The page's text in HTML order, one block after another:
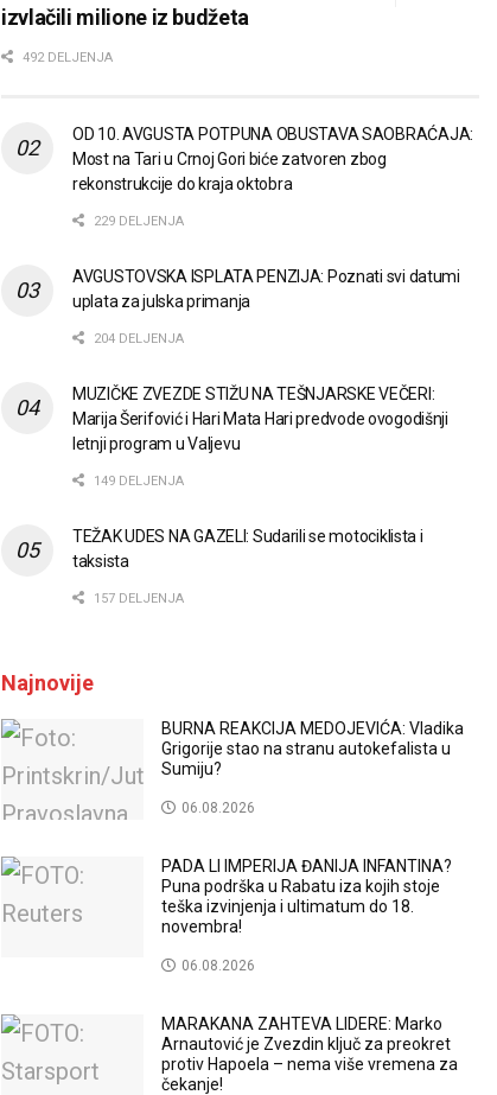
izvlačili milione iz budžeta
492 DELJENJA
OD 10. AVGUSTA POTPUNA OBUSTAVA SAOBRAĆAJA:
Most na Tari u Crnoj Gori biće zatvoren zbog
rekonstrukcije do kraja oktobra
229 DELJENJA
AVGUSTOVSKA ISPLATA PENZIJA: Poznati svi datumi
uplata za julska primanja
204 DELJENJA
MUZIČKE ZVEZDE STIŽU NA TEŠNJARSKE VEČERI:
Marija Šerifović i Hari Mata Hari predvode ovogodišnji
letnji program u Valjevu
149 DELJENJA
TEŽAK UDES NA GAZELI: Sudarili se motociklista i
taksista
157 DELJENJA
Najnovije
BURNA REAKCIJA MEDOJEVIĆA: Vladika
Grigorije stao na stranu autokefalista u
Sumiju?
06.08.2026
PADA LI IMPERIJA ĐANIJA INFANTINA?
Puna podrška u Rabatu iza kojih stoje
teška izvinjenja i ultimatum do 18.
novembra!
06.08.2026
MARAKANA ZAHTEVA LIDERE: Marko
Arnautović je Zvezdin ključ za preokret
protiv Hapoela – nema više vremena za
čekanje!